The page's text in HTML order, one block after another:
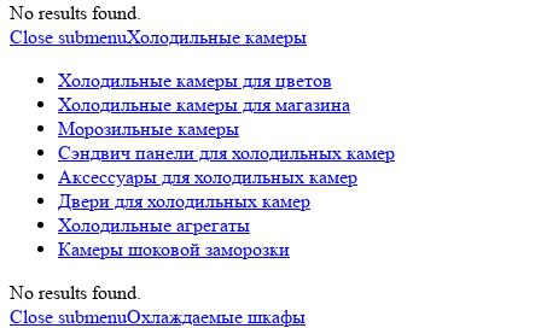
No results found.
Close submenuХолодильные камеры
Холодильные камеры для цветов
Холодильные камеры для магазина
Морозильные камеры
Сэндвич панели для холодильных камер
Аксессуары для холодильных камер
Двери для холодильных камер
Холодильные агрегаты
Камеры шоковой заморозки
No results found.
Close submenuОхлаждаемые шкафы